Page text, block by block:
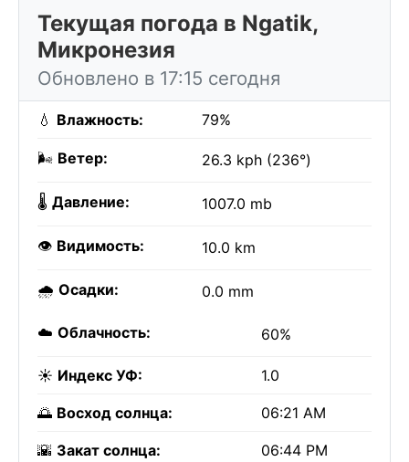
Текущая погода в Ngatik,
Микронезия
Обновлено в 17:15 сегодня
💧 Влажность: 79%
🌬️ Ветер: 26.3 kph (236°)
🌡️ Давление: 1007.0 mb
👁️ Видимость: 10.0 km
🌧️ Осадки: 0.0 mm
☁️ Облачность: 60%
☀️ Индекс УФ: 1.0
🌅 Восход солнца: 06:21 AM
🌇 Закат солнца: 06:44 PM